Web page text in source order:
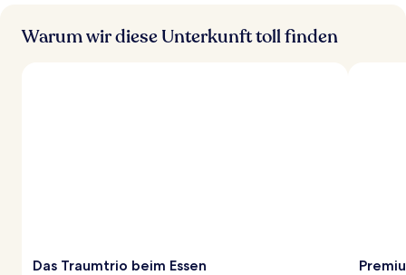
Warum wir diese Unterkunft toll finden
Das Traumtrio beim Essen